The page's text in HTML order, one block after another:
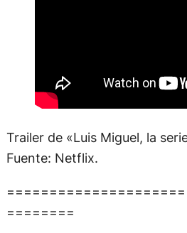
Trailer de «Luis Miguel, la
Fuente: Netflix.
========